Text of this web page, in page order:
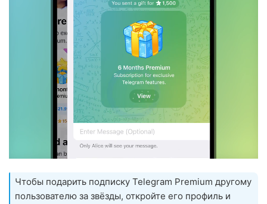
Чтобы подарить подписку Telegram Premium другому
пользователю за звёзды, откройте его профиль и